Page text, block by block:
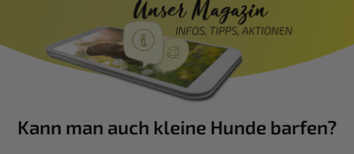
Kann man auch kleine Hunde barfen?